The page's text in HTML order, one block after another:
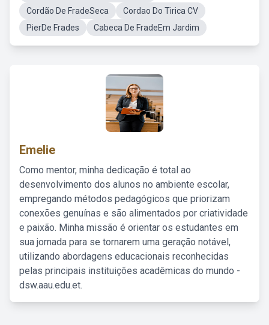
Cordão De FradeSeca
Cordao Do Tirica CV
PierDe Frades
Cabeca De FradeEm Jardim
Emelie
Como mentor, minha dedicação é total ao
desenvolvimento dos alunos no ambiente escolar,
empregando métodos pedagógicos que priorizam
conexões genuínas e são alimentados por criatividade
e paixão. Minha missão é orientar os estudantes em
sua jornada para se tornarem uma geração notável,
utilizando abordagens educacionais reconhecidas
pelas principais instituições acadêmicas do mundo -
dsw.aau.edu.et.